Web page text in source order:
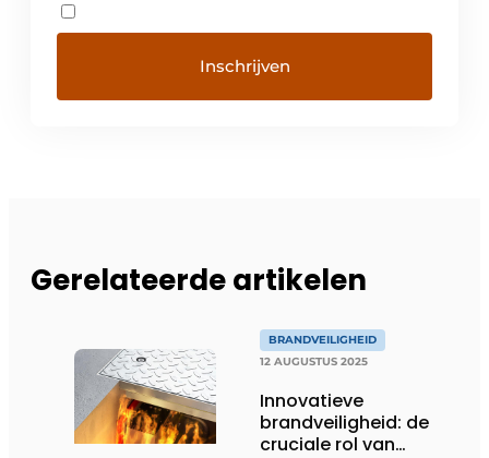
Gerelateerde artikelen
BRANDVEILIGHEID
12 AUGUSTUS 2025
Innovatieve
brandveiligheid: de
cruciale rol van